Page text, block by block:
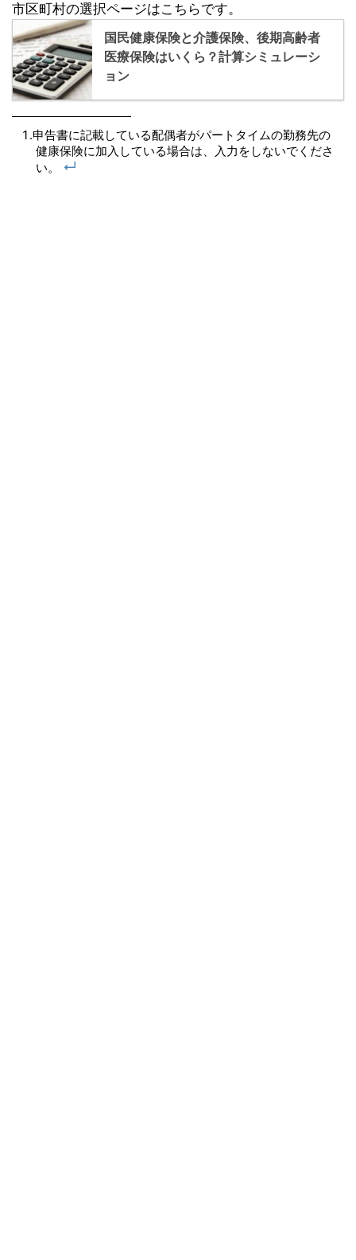
市区町村の選択ページはこちらです。
国民健康保険と介護保険、後期高齢者
医療保険はいくら？計算シミュレーシ
ョン
申告書に記載している配偶者がパートタイムの勤務先の
健康保険に加入している場合は、入力をしないでくださ
い。
↵